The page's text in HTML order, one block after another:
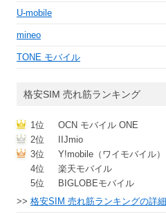
U-mobile
mineo
TONE モバイル
格安SIM 売れ筋ランキング
1位
OCN モバイル ONE
2位
IIJmio
3位
Y!mobile（ワイモバイル）
4位
楽天モバイル
5位
BIGLOBEモバイル
>> 格安SIM 売れ筋ランキングの詳